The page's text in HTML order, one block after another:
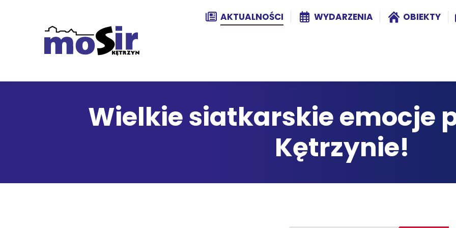
AKTUALNOŚCI WYDARZENIA OBIEKTY
Wielkie siatkarskie emocje
Kętrzynie!